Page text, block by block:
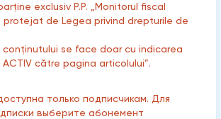
exclusiv P.P. „Monitorul fiscal
protejat de Legea privind drepturile de
conținutului se face doar cu indicarea
ACTIV către pagina articolului”.
только подписчикам. Для
выберите абонемент